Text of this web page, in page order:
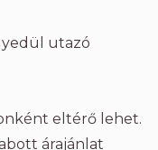
utazó
eltérő lehet.
árajánlat